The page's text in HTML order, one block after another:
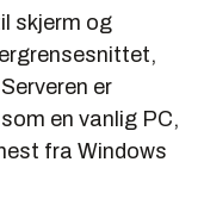
skjerm og
er
en vanlig PC,
fra Windows